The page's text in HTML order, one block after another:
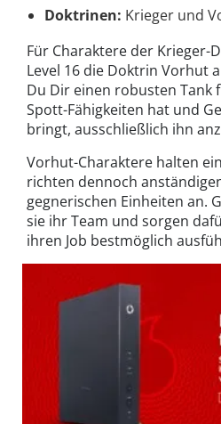
Doktrinen: Krieger und
Für Charaktere der Krieger-
Level 16 die Doktrin Vorhut
Du Dir einen robusten Tank
Spott-Fähigkeiten hat und
bringt, ausschließlich ihn
Vorhut-Charaktere halten
richten dennoch
gegnerischen Einheiten an.
sie ihr Team und sorgen
ihren Job bestmöglich